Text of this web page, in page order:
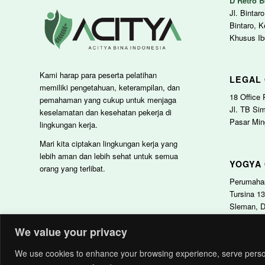
We value your privacy
We use cookies to enhance your browsing experience, serve
Kami harap para peserta pelatihan
memiliki pengetahuan, keterampilan, dan
pemahaman yang cukup untuk menjaga
keselamatan dan kesehatan pekerja di
lingkungan kerja.
Mari kita ciptakan lingkungan kerja yang
lebih aman dan lebih sehat untuk semua
orang yang terlibat.
Jl.
Bintaro,
Khusus
LEGAL
18 Office
Jl. TB
Pasar
YOGYA
Tursina
Sleman,